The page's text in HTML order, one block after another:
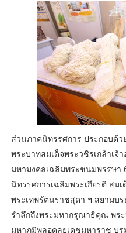
ส่วนภาคนิทรรศการ ประกอบด้ว
พระบาทสมเด็จพระวชิรเกล้าเจ้
มหามงคลเฉลิมพระชนมพรรษา
นิทรรศการเฉลิมพระเกียรติ สม
พระเทพรัตนราชสุดา ฯ สยามบ
รำลึกถึงพระมหากรุณาธิคุณ พร
มหาภูมิพลอดุลยเดชมหาราช บ